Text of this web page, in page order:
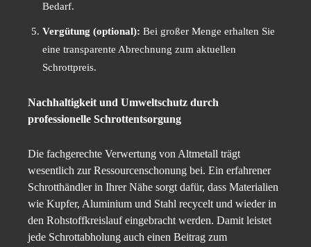
Bedarf.
Vergütung (optional): Bei großer Menge erhalten Sie
eine transparente Abrechnung zum aktuellen
Schrottpreis.
Nachhaltigkeit und Umweltschutz durch
professionelle Schrottentsorgung
Die fachgerechte Verwertung von Altmetall trägt
wesentlich zur Ressourcenschonung bei. Ein erfahrener
Schrotthändler in Ihrer Nähe sorgt dafür, dass Materialien
wie Kupfer, Aluminium und Stahl recycelt und wieder in
den Rohstoffkreislauf eingebracht werden. Damit leistet
jede Schrottabholung auch einen Beitrag zum